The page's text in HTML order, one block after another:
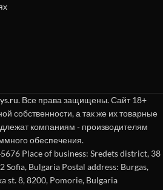
. Все права защищены. Сайт 18+
собственности, а так же их товарные
компаниям - производителям
обеспечения.
Place of business: Sredets district, 38
Sofia, Bulgaria Postal address: Burgas,
st. 8, 8200, Pomorie, Bulgaria